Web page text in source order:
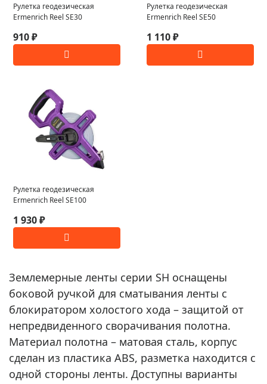
Рулетка геодезическая
Ermenrich Reel SE30
910 ₽
Рулетка геодезическая
Ermenrich Reel SE50
1 110 ₽
Рулетка геодезическая
Ermenrich Reel SE100
1 930 ₽
Землемерные ленты серии SH оснащены
боковой ручкой для сматывания ленты с
блокиратором холостого хода – защитой от
непредвиденного сворачивания полотна.
Материал полотна – матовая сталь, корпус
сделан из пластика ABS, разметка находится с
одной стороны ленты. Доступны варианты